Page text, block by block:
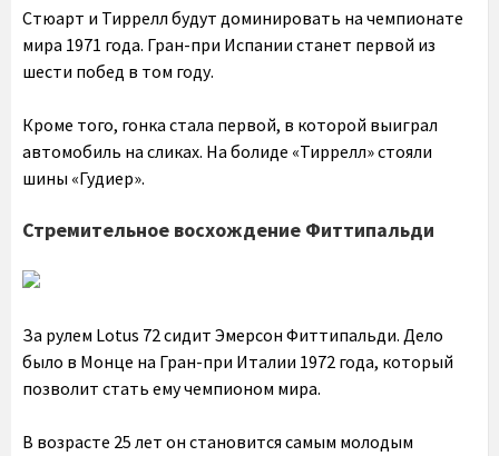
Стюарт и Тиррелл будут доминировать на чемпионате
мира 1971 года. Гран-при Испании станет первой из
шести побед в том году.
Кроме того, гонка стала первой, в которой выиграл
автомобиль на сликах. На болиде «Тиррелл» стояли
шины «Гудиер».
Стремительное восхождение Фиттипальди
За рулем Lotus 72 сидит Эмерсон Фиттипальди. Дело
было в Монце на Гран-при Италии 1972 года, который
позволит стать ему чемпионом мира.
В возрасте 25 лет он становится самым молодым